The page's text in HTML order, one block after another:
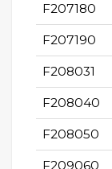
F207180
F207190
F208031
F208040
F208050
F209060